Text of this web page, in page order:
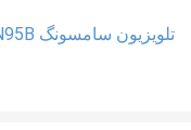
تلویزیون سامسونگ 65QN95B